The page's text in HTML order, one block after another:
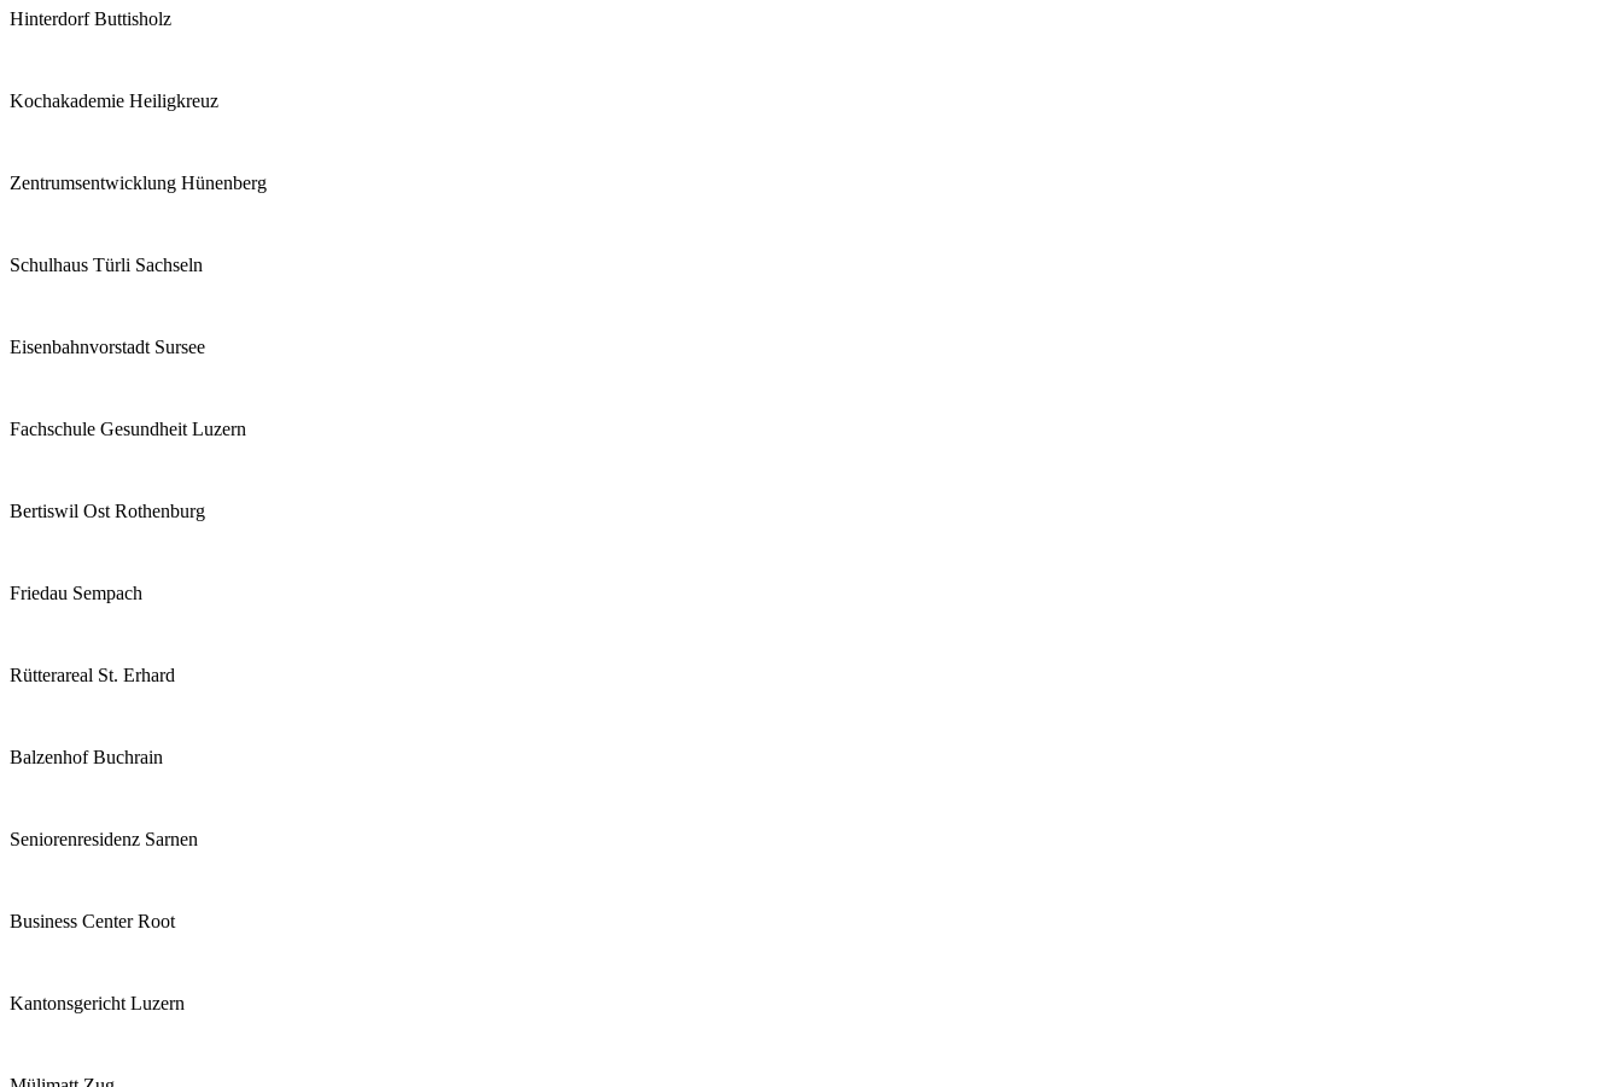
Hinterdorf Buttisholz
Kochakademie Heiligkreuz
Zentrumsentwicklung Hünenberg
Schulhaus Türli Sachseln
Eisenbahnvorstadt Sursee
Fachschule Gesundheit Luzern
Bertiswil Ost Rothenburg
Friedau Sempach
Rütterareal St. Erhard
Balzenhof Buchrain
Seniorenresidenz Sarnen
Business Center Root
Kantonsgericht Luzern